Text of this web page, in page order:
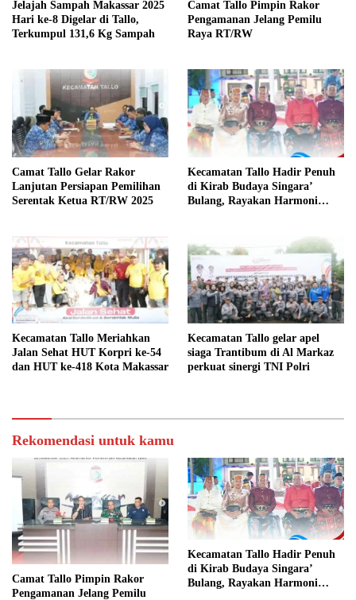
Jelajah Sampah Makassar 2025
Hari ke-8 Digelar di Tallo,
Terkumpul 131,6 Kg Sampah
Camat Tallo Pimpin Rakor
Pengamanan Jelang Pemilu
Raya RT/RW
Camat Tallo Gelar Rakor
Lanjutan Persiapan Pemilihan
Serentak Ketua RT/RW 2025
Kecamatan Tallo Hadir Penuh
di Kirab Budaya Singara’
Bulang, Rayakan Harmoni
Kecamatan Tallo Meriahkan
Jalan Sehat HUT Korpri ke-54
dan HUT ke-418 Kota Makassar
Kecamatan Tallo gelar apel
siaga Trantibum di Al Markaz
perkuat sinergi TNI Polri
Rekomendasi untuk kamu
Camat Tallo Pimpin Rakor
Pengamanan Jelang Pemilu
Kecamatan Tallo Hadir Penuh
di Kirab Budaya Singara’
Bulang, Rayakan Harmoni